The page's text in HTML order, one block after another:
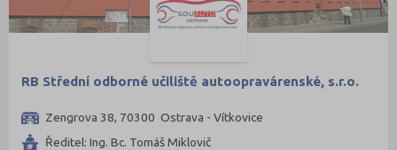
RB Střední odborné učiliště autoopravárenské, s.r.o.
Zengrova 38, 70300 Ostrava - Vítkovice
Ředitel: Ing. Bc. Tomáš Miklovič